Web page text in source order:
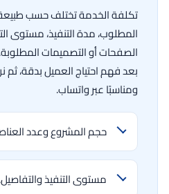
تكلفة الخدمة تختلف حسب
المطلوب، مدة التنفيذ، مستوى
بعد فهم احتياج العميل بدقة،
ومناسبًا عبر واتساب.
حجم المشروع وعدد
مستوى التنفيذ والتفاصيل.